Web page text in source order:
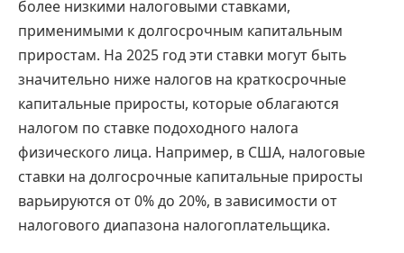
более низкими налоговыми ставками,
применимыми к долгосрочным капитальным
приростам. На 2025 год эти ставки могут быть
значительно ниже налогов на краткосрочные
капитальные приросты, которые облагаются
налогом по ставке подоходного налога
физического лица. Например, в США, налоговые
ставки на долгосрочные капитальные приросты
варьируются от 0% до 20%, в зависимости от
налогового диапазона налогоплательщика.